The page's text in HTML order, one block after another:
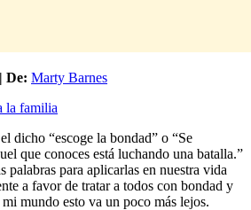
De: Marty Barnes
la familia
dicho “escoge la bondad” o “Se
que conoces está luchando una batalla.”
palabras para aplicarlas en nuestra vida
a favor de tratar a todos con bondad y
mundo esto va un poco más lejos.